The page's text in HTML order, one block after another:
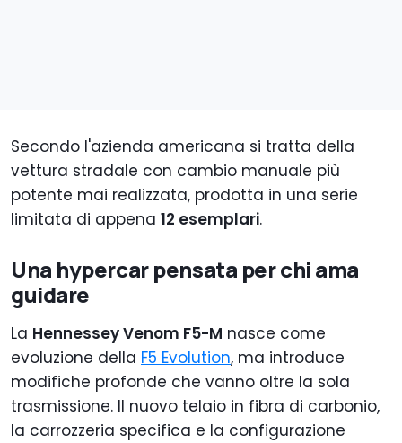
Secondo l'azienda americana si tratta della
vettura stradale con cambio manuale più
potente mai realizzata, prodotta in una serie
limitata di appena 12 esemplari.
Una hypercar pensata per chi ama
guidare
La Hennessey Venom F5-M nasce come
evoluzione della F5 Evolution, ma introduce
modifiche profonde che vanno oltre la sola
trasmissione. Il nuovo telaio in fibra di carbonio,
la carrozzeria specifica e la configurazione